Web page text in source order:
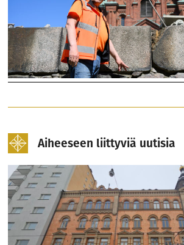
Aiheeseen liittyviä uutisia